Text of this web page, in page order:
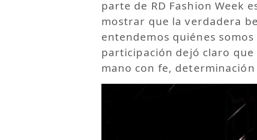
parte de RD Fashion Week
mostrar que la verdadera
entendemos quiénes somos
participación dejó claro
mano con fe,